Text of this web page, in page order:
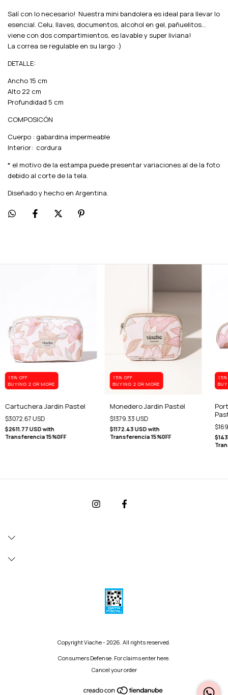
Salí con lo necesario! Nuestra mini bandolera es ideal para llevar lo
esencial. Celu, llaves, documentos, alcohol en gel, pañuelitos...
viene con dos compartimientos, es lavable y super liviana!
La correa se regulable en su largo :)
DETALLE:
Ancho 15 cm
Alto 22 cm
Profundidad 5 cm
COMPOSICÓN
Cuerpo : gabardina impermeable
Interior: cordura
* el motivo de la estampa puede presentar variaciones al de la foto
debido al corte de la tela.
Diseñado y hecho en Argentina.
15% OFF
BUYING 2 OR MORE
Cartuchera Jardin Pastel
$3072.67 USD
$2611.77 USDwith
Transferencia 15%0FF
15% OFF
BUYING 2 OR MORE
Monedero Jardin Pastel
$1379.33 USD
$1172.43 USDwith
Transferencia 15%0FF
Copyright Viache - 2026. All rights reserved.
Consumers Defense. For claimsenter here.
Cancel your order